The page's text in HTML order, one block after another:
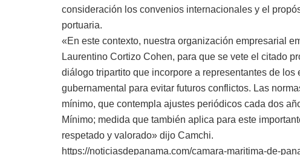
consideración los convenios internacionales y el
portuaria.
«En este contexto, nuestra organización empresarial
Laurentino Cortizo Cohen, para que se vete el citado
diálogo tripartito que incorpore a representantes de
gubernamental para evitar futuros conflictos. Las
mínimo, que contempla ajustes periódicos cada dos
Mínimo; medida que también aplica para este
respetado y valorado» dijo Camchi.
https://noticiasdepanama.com/camara-maritima-de-